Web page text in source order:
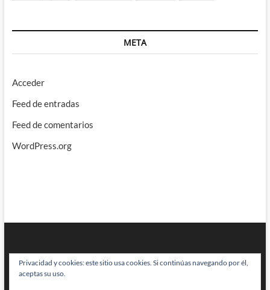
META
Acceder
Feed de entradas
Feed de comentarios
WordPress.org
Privacidad y cookies: este sitio usa cookies. Si continúas navegando por él,
aceptas su uso.